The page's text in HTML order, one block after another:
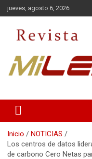
Saltar
al
jueves, agosto 6, 2026
Inicio
NOTICIAS
Los centros de datos
de carbono Cero Netas